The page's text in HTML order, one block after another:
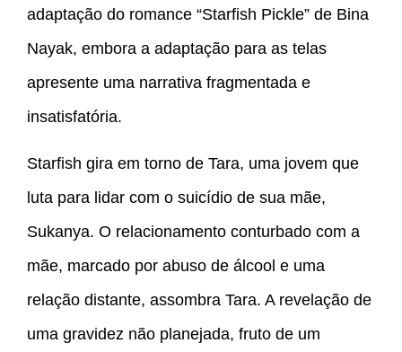
adaptação do romance “Starfish Pickle” de Bina
Nayak, embora a adaptação para as telas
apresente uma narrativa fragmentada e
insatisfatória.
Starfish gira em torno de Tara, uma jovem que
luta para lidar com o suicídio de sua mãe,
Sukanya. O relacionamento conturbado com a
mãe, marcado por abuso de álcool e uma
relação distante, assombra Tara. A revelação de
uma gravidez não planejada, fruto de um